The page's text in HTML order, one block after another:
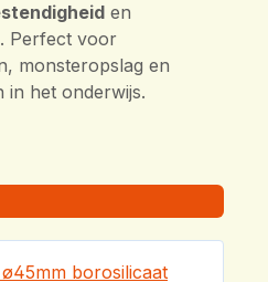
en
Perfect voor
monsteropslag en
in het onderwijs.